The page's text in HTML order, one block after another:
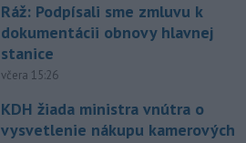
Ráž: Podpísali sme zmluvu k
dokumentácii obnovy hlavnej
stanice
včera 15:26
KDH žiada ministra vnútra o
vysvetlenie nákupu kamerových